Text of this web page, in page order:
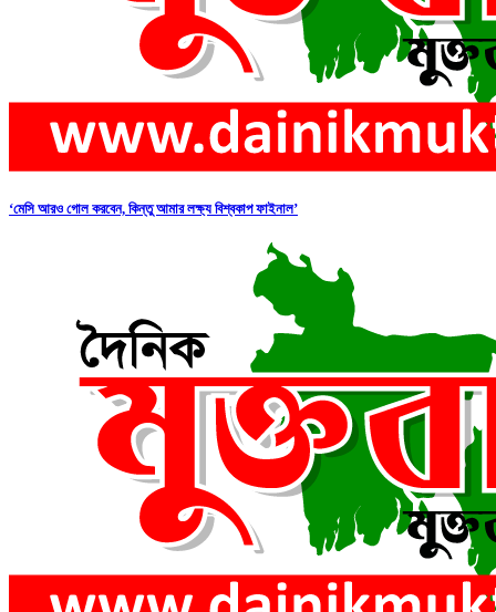
‘মেসি আরও গোল করবেন, কিন্তু আমার লক্ষ্য বিশ্বকাপ ফাইনাল’